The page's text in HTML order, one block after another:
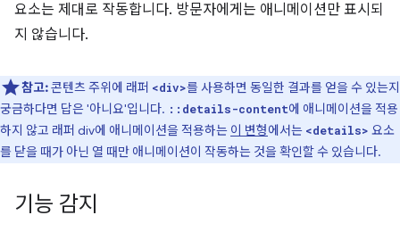
요소는 제대로 작동합니다. 방문자에게는 애니메이션만 표시되
지 않습니다.
참고:콘텐츠 주위에 래퍼 <div>를 사용하면 동일한 결과를 얻을 수 있는지
궁금하다면 답은 '아니요'입니다. ::details-content에 애니메이션을 적용
하지 않고 래퍼 div에 애니메이션을 적용하는 이 변형에서는 <details> 요소
를 닫을 때가 아닌 열 때만 애니메이션이 작동하는 것을 확인할 수 있습니다.
기능 감지